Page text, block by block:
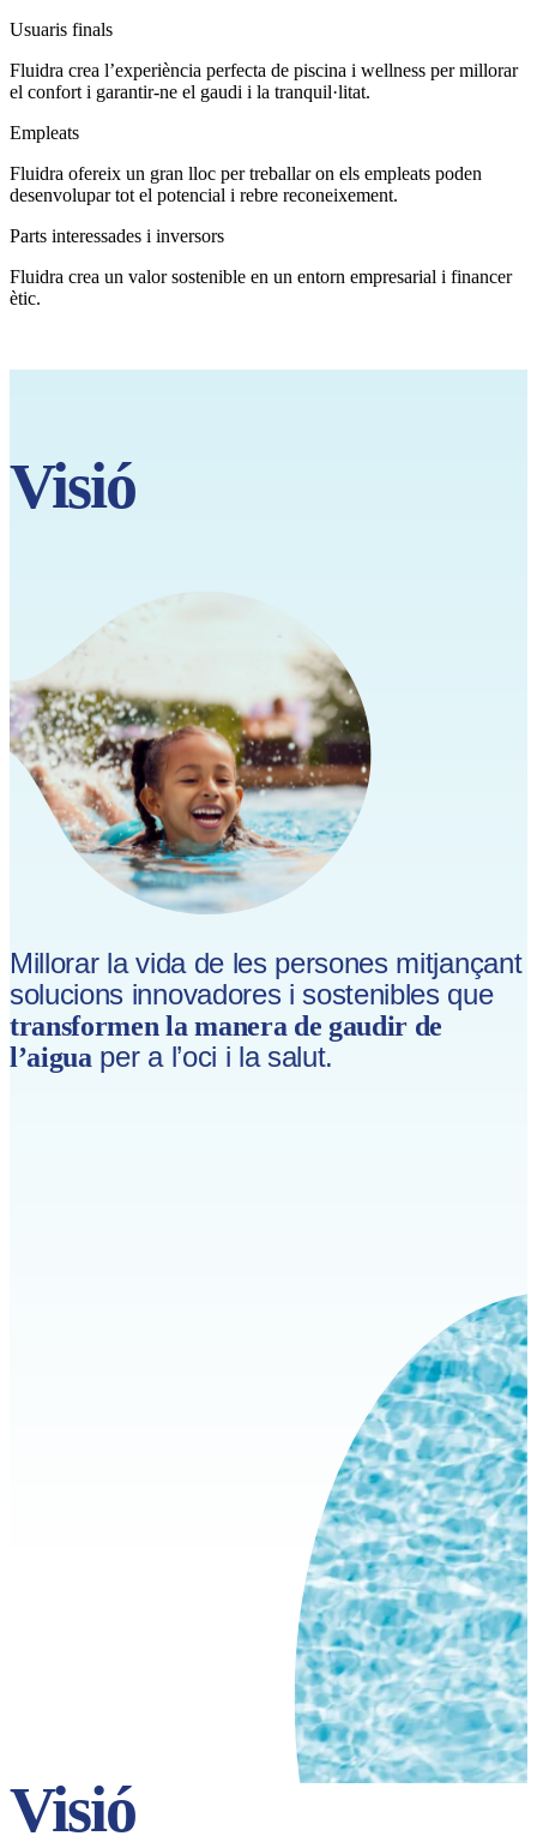
Usuaris finals
Fluidra crea l’experiència perfecta de piscina i wellness per millorar
el confort i garantir-ne el gaudi i la tranquil·litat.
Empleats
Fluidra ofereix un gran lloc per treballar on els empleats poden
desenvolupar tot el potencial i rebre reconeixement.
Parts interessades i inversors
Fluidra crea un valor sostenible en un entorn empresarial i financer
ètic.
Visió
Millorar la vida de les persones mitjançant
solucions innovadores i sostenibles que
transformen la manera de gaudir de
l’aigua per a l’oci i la salut.
Visió